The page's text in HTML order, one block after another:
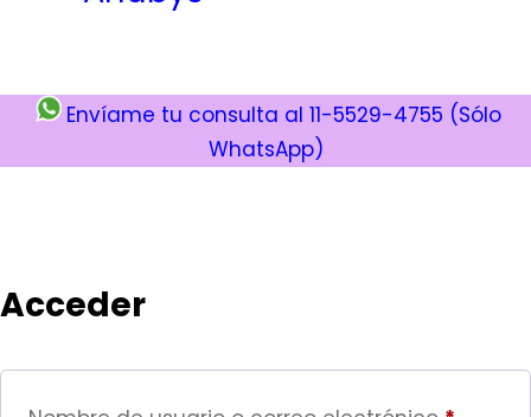
Envíame tu consulta al 11-5529-4755 (Sólo
WhatsApp)
Acceder